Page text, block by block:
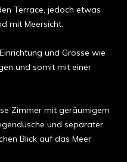
Terrace, jedoch etwas
mit Meersicht.
und Grösse wie
und somit mit einer
Zimmer mit geräumigem
und separater
Blick auf das Meer